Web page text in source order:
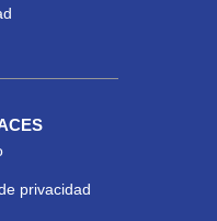
privacidad